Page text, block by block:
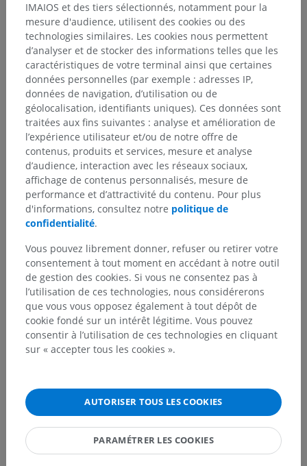
Anatomie humaine 2
Anatomie humaine 1
Anatomie systémique> Système nerveux>
Système nerveux central> Encéphale>
Rhombencéphale> Métencéphale; pont et cervelet>
Pont> Tegmentum du pont> Substance grise>
Noyaux du corps trapézoïde
Structures sous-jacentes :
Noyau antérieur du corps trapézoïde
Noyau latéral du corps trapézoïde
Noyau médial du corps trapézoïde
Traductions
Vous avez vu une erreur ?
traduction, une amélioration de contenu.
IMAIOS et des tiers sélectionnés, notamment pour la
mesure d'audience, utilisent des cookies ou des
technologies similaires. Les cookies nous permettent
d’analyser et de stocker des informations telles que les
caractéristiques de votre terminal ainsi que certaines
données personnelles (par exemple : adresses IP,
données de navigation, d’utilisation ou de
géolocalisation, identifiants uniques). Ces données sont
traitées aux fins suivantes : analyse et amélioration de
l’expérience utilisateur et/ou de notre offre de
contenus, produits et services, mesure et analyse
d’audience, interaction avec les réseaux sociaux,
affichage de contenus personnalisés, mesure de
performance et d’attractivité du contenu. Pour plus
d'informations, consultez notre politique de
confidentialité.
Vous pouvez librement donner, refuser ou retirer votre
consentement à tout moment en accédant à notre outil
de gestion des cookies. Si vous ne consentez pas à
l’utilisation de ces technologies, nous considérerons
que vous vous opposez également à tout dépôt de
cookie fondé sur un intérêt légitime. Vous pouvez
consentir à l’utilisation de ces technologies en cliquant
sur « accepter tous les cookies ».
AUTORISER TOUS LES COOKIES
PARAMÉTRER LES COOKIES